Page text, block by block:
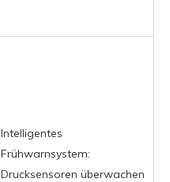
Intelligentes
Frühwarnsystem:
Drucksensoren überwachen